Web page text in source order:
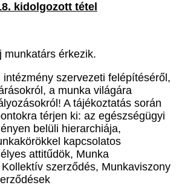
kidolgozott tétel
munkatárs érkezik.
szervezeti felépítésérő l,
a munka világára
A tájékoztatás során
térjen ki: az egészségügyi
belüli hierarchiája,
kapcsolatos
attitűdök, Munka
szerződés, Munkaviszony
ődések